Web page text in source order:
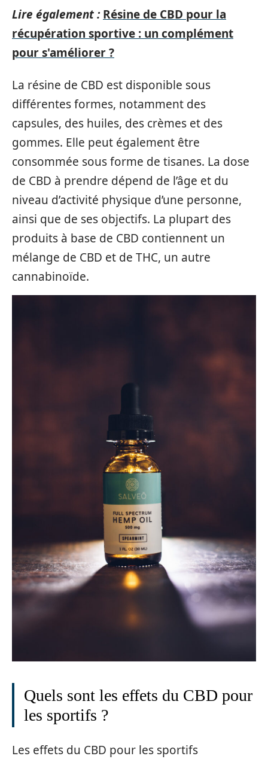
Lire également : Résine de CBD pour la
récupération sportive : un complément
pour s'améliorer ?
La résine de CBD est disponible sous
différentes formes, notamment des
capsules, des huiles, des crèmes et des
gommes. Elle peut également être
consommée sous forme de tisanes. La dose
de CBD à prendre dépend de l’âge et du
niveau d’activité physique d’une personne,
ainsi que de ses objectifs. La plupart des
produits à base de CBD contiennent un
mélange de CBD et de THC, un autre
cannabinoïde.
Quels sont les effets du CBD pour
les sportifs ?
Les effets du CBD pour les sportifs